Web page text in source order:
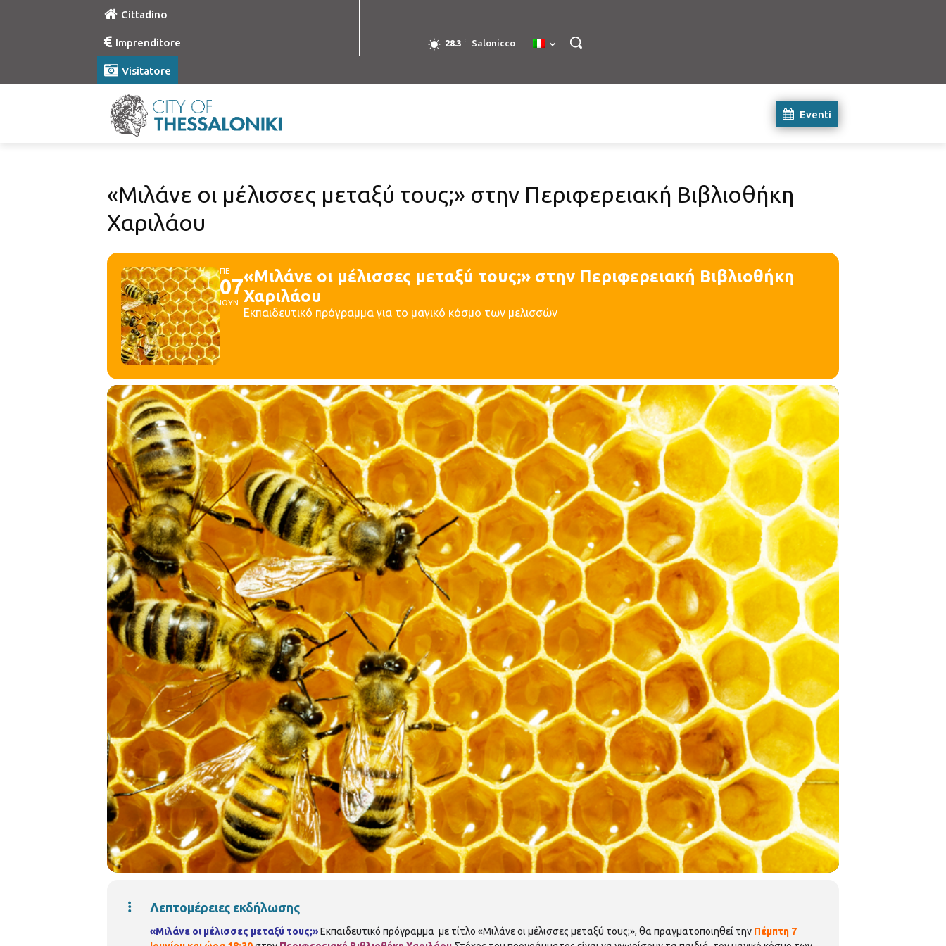
Cittadino
Imprenditore
Visitatore
28.3 C Salonicco
Eventi
«Μιλάνε οι μέλισσες μεταξύ τους;» στην Περιφερειακή Βιβλιοθήκη
Χαριλάου
ΠΕ
07
ΙΟΥΝ
«Μιλάνε οι μέλισσες μεταξύ τους;» στην Περιφερειακή Βιβλιοθήκη
Χαριλάου
Εκπαιδευτικό πρόγραμμα για το μαγικό κόσμο των μελισσών
Λεπτομέρειες εκδήλωσης
«Μιλάνε οι μέλισσες μεταξύ τους;»Εκπαιδευτικό πρόγραμμα με τίτλο «Μιλάνε οι μέλισσες μεταξύ τους;», θα πραγματοποιηθεί την Πέμπτη 7